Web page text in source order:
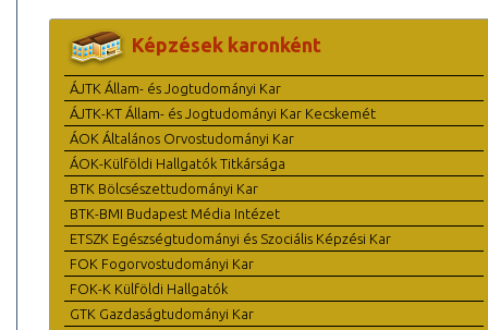
Képzések karonként
ÁJTK Állam- és Jogtudományi Kar
ÁJTK-KT Állam- és Jogtudományi Kar Kecskemét
ÁOK Általános Orvostudományi Kar
ÁOK-Külföldi Hallgatók Titkársága
BTK Bölcsészettudományi Kar
BTK-BMI Budapest Média Intézet
ETSZK Egészségtudományi és Szociális Képzési Kar
FOK Fogorvostudományi Kar
FOK-K Külföldi Hallgatók
GTK Gazdaságtudományi Kar